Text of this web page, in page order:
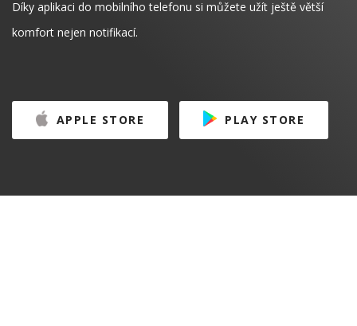
Díky aplikaci do mobilního telefonu si můžete užít ještě větší
komfort nejen notifikací.
APPLE STORE PLAY STORE